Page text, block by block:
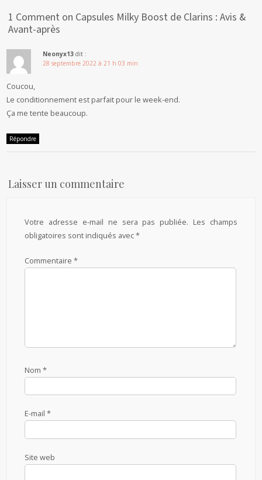
1 Comment on Capsules Milky Boost de Clarins : Avis &
Avant-après
Neonyx13 dit :
28 septembre 2022 à 21 h 03 min
Coucou,
Le conditionnement est parfait pour le week-end.
Ça me tente beaucoup.
Répondre
Laisser un commentaire
Votre adresse e-mail ne sera pas publiée. Les champs
obligatoires sont indiqués avec*
Commentaire*
Nom*
E-mail*
Site web